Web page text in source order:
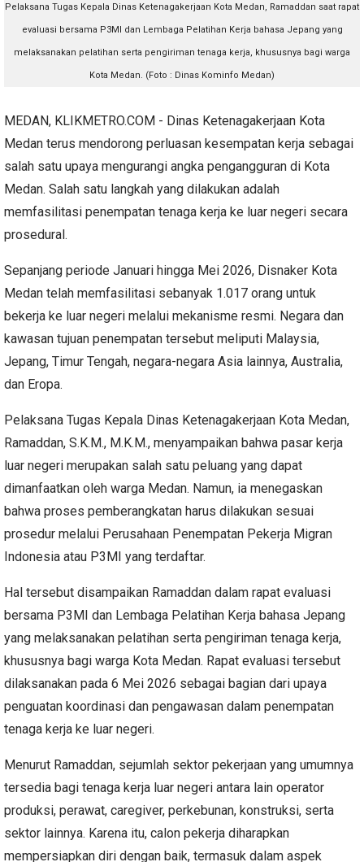
Pelaksana Tugas Kepala Dinas Ketenagakerjaan Kota Medan, Ramaddan saat rapat
evaluasi bersama P3MI dan Lembaga Pelatihan Kerja bahasa Jepang yang
melaksanakan pelatihan serta pengiriman tenaga kerja, khususnya bagi warga
Kota Medan. (Foto : Dinas Kominfo Medan)
MEDAN, KLIKMETRO.COM - Dinas Ketenagakerjaan Kota
Medan terus mendorong perluasan kesempatan kerja sebagai
salah satu upaya mengurangi angka pengangguran di Kota
Medan. Salah satu langkah yang dilakukan adalah
memfasilitasi penempatan tenaga kerja ke luar negeri secara
prosedural.
Sepanjang periode Januari hingga Mei 2026, Disnaker Kota
Medan telah memfasilitasi sebanyak 1.017 orang untuk
bekerja ke luar negeri melalui mekanisme resmi. Negara dan
kawasan tujuan penempatan tersebut meliputi Malaysia,
Jepang, Timur Tengah, negara-negara Asia lainnya, Australia,
dan Eropa.
Pelaksana Tugas Kepala Dinas Ketenagakerjaan Kota Medan,
Ramaddan, S.K.M., M.K.M., menyampaikan bahwa pasar kerja
luar negeri merupakan salah satu peluang yang dapat
dimanfaatkan oleh warga Medan. Namun, ia menegaskan
bahwa proses pemberangkatan harus dilakukan sesuai
prosedur melalui Perusahaan Penempatan Pekerja Migran
Indonesia atau P3MI yang terdaftar.
Hal tersebut disampaikan Ramaddan dalam rapat evaluasi
bersama P3MI dan Lembaga Pelatihan Kerja bahasa Jepang
yang melaksanakan pelatihan serta pengiriman tenaga kerja,
khususnya bagi warga Kota Medan. Rapat evaluasi tersebut
dilaksanakan pada 6 Mei 2026 sebagai bagian dari upaya
penguatan koordinasi dan pengawasan dalam penempatan
tenaga kerja ke luar negeri.
Menurut Ramaddan, sejumlah sektor pekerjaan yang umumnya
tersedia bagi tenaga kerja luar negeri antara lain operator
produksi, perawat, caregiver, perkebunan, konstruksi, serta
sektor lainnya. Karena itu, calon pekerja diharapkan
mempersiapkan diri dengan baik, termasuk dalam aspek